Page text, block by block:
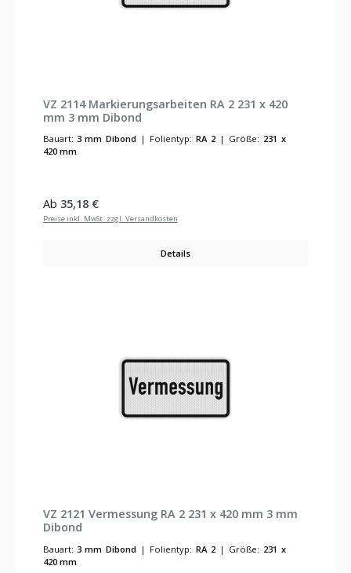
VZ 2114 Markierungsarbeiten RA 2 231 x 420
mm 3 mm Dibond
Bauart: 3 mm Dibond | Folientyp: RA 2 | Größe: 231 x
420 mm
Regulärer Preis:
Ab 35,18 €
Preise inkl. MwSt. zzgl. Versandkosten
Details
VZ 2121 Vermessung RA 2 231 x 420 mm 3 mm
Dibond
Bauart: 3 mm Dibond | Folientyp: RA 2 | Größe: 231 x
420 mm